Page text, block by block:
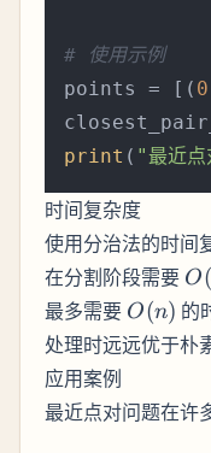
# 使用示例
points = [( 0
print ( "最近
时间复杂度
使用分治法的时间
在分割阶段需要
n)
O(
最多需要 O(n)
O(n) 的
处理时远远优于朴
应用案例
最近点对问题在许